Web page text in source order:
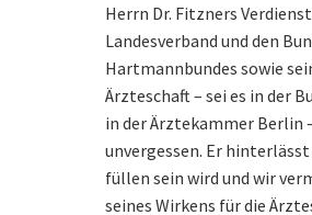
Herrn Dr. Fitzners
Landesverband und den
Hartmannbundes sowie
Ärzteschaft – sei es in der
in der Ärztekammer Berlin
unvergessen. Er hinterlässt
füllen sein wird und wir
seines Wirkens für die